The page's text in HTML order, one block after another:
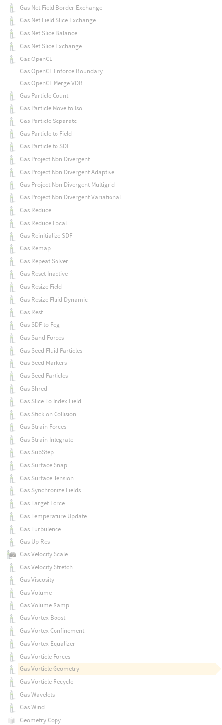
Gas Net Field Border Exchange
Gas Net Field Slice Exchange
Gas Net Slice Balance
Gas Net Slice Exchange
Gas OpenCL
Gas OpenCL Enforce Boundary
Gas OpenCL Merge VDB
Gas Particle Count
Gas Particle Move to Iso
Gas Particle Separate
Gas Particle to Field
Gas Particle to SDF
Gas Project Non Divergent
Gas Project Non Divergent Adaptive
Gas Project Non Divergent Multigrid
Gas Project Non Divergent Variational
Gas Reduce
Gas Reduce Local
Gas Reinitialize SDF
Gas Remap
Gas Repeat Solver
Gas Reset Inactive
Gas Resize Field
Gas Resize Fluid Dynamic
Gas Rest
Gas SDF to Fog
Gas Sand Forces
Gas Seed Fluid Particles
Gas Seed Markers
Gas Seed Particles
Gas Shred
Gas Slice To Index Field
Gas Stick on Collision
Gas Strain Forces
Gas Strain Integrate
Gas SubStep
Gas Surface Snap
Gas Surface Tension
Gas Synchronize Fields
Gas Target Force
Gas Temperature Update
Gas Turbulence
Gas Up Res
Gas Velocity Scale
Gas Velocity Stretch
Gas Viscosity
Gas Volume
Gas Volume Ramp
Gas Vortex Boost
Gas Vortex Confinement
Gas Vortex Equalizer
Gas Vorticle Forces
Gas Vorticle Geometry
Gas Vorticle Recycle
Gas Wavelets
Gas Wind
Geometry Copy